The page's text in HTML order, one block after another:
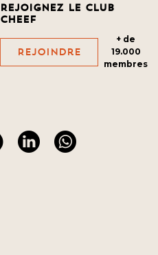
Rejoignez le club
cheef
Rejoindre
+ de
19.000
membres